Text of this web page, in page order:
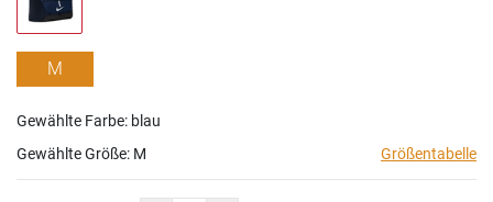
M
Gewählte Farbe: blau
Gewählte Größe: M Größentabelle